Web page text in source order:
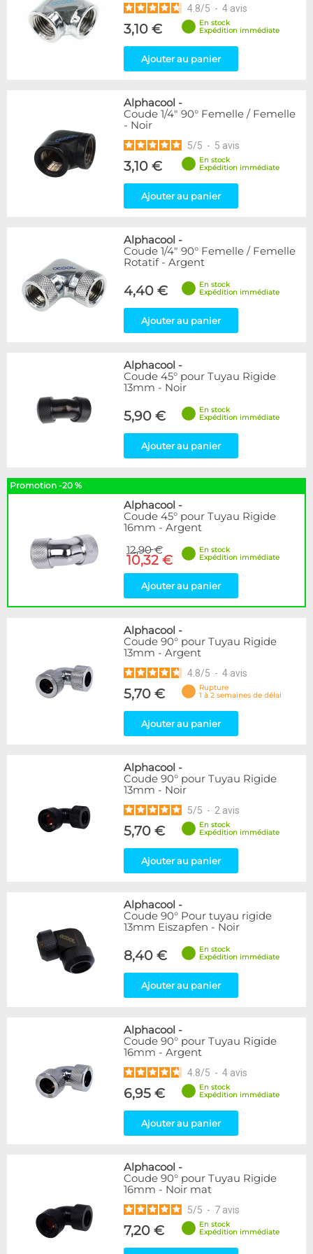
4.8/5 - 4 avis
3,10 €
En stock
Expédition immédiate
Ajouter au panier
Alphacool -
Coude 1/4" 90° Femelle / Femelle
- Noir
5/5 - 5 avis
3,10 €
En stock
Expédition immédiate
Ajouter au panier
Alphacool -
Coude 1/4" 90° Femelle / Femelle
Rotatif - Argent
4,40 €
En stock
Expédition immédiate
Ajouter au panier
Alphacool -
Coude 45° pour Tuyau Rigide
13mm - Noir
5,90 €
En stock
Expédition immédiate
Ajouter au panier
Promotion -20 %
Alphacool -
Coude 45° pour Tuyau Rigide
16mm - Argent
12,90 €
10,32 €
En stock
Expédition immédiate
Ajouter au panier
Alphacool -
Coude 90° pour Tuyau Rigide
13mm - Argent
4.8/5 - 4 avis
5,70 €
Rupture
1 à 2 semaines de délai
Ajouter au panier
Alphacool -
Coude 90° pour Tuyau Rigide
13mm - Noir
5/5 - 2 avis
5,70 €
En stock
Expédition immédiate
Ajouter au panier
Alphacool -
Coude 90° Pour tuyau rigide
13mm Eiszapfen - Noir
8,40 €
En stock
Expédition immédiate
Ajouter au panier
Alphacool -
Coude 90° pour Tuyau Rigide
16mm - Argent
4.8/5 - 4 avis
6,95 €
En stock
Expédition immédiate
Ajouter au panier
Alphacool -
Coude 90° pour Tuyau Rigide
16mm - Noir mat
5/5 - 7 avis
7,20 €
En stock
Expédition immédiate